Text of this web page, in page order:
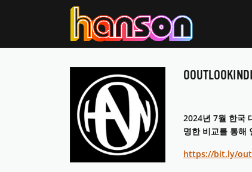
2024년 7월 한국
명한 비교를 통해
https://bit.ly/